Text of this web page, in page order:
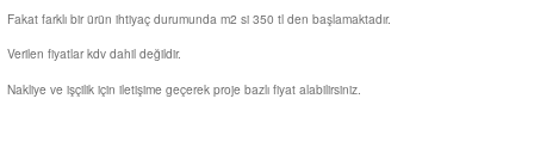
Fakat farklı bir ürün ihtiyaç durumunda m2 si 350 tl den başlamaktadır.
Verilen fiyatlar kdv dahil değildir.
Nakliye ve işçilik için iletişime geçerek proje bazlı fiyat alabilirsiniz.